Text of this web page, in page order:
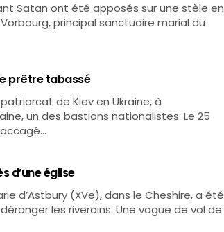
Satan ont été apposés sur une stèle en
principal sanctuaire marial du
prêtre tabassé
de Kiev en Ukraine, à
un des bastions nationalistes. Le 25
d’une église
d’Astbury (XVe), dans le Cheshire, a été
les riverains. Une vague de vol de